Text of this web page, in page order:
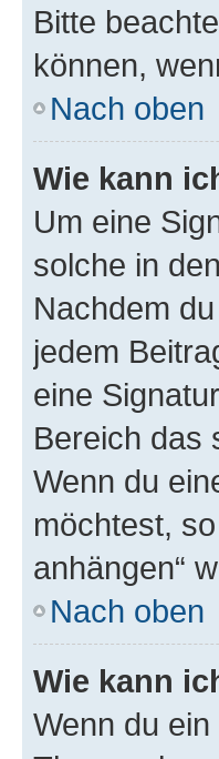
Bitte
können,
Nach oben
Wie kann
Um eine
solche in
Nachdem
jedem
eine
Bereich das
Wenn du
möchtest,
anhängen“
Nach oben
Wie kann
Wenn du